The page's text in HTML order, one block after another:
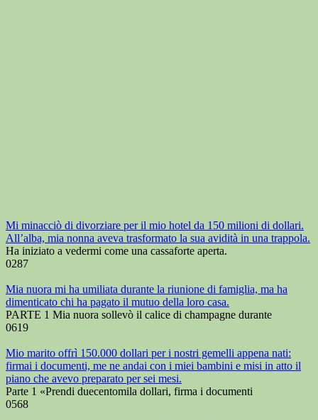
Mi minacciò di divorziare per il mio hotel da 150 milioni di dollari.
All’alba, mia nonna aveva trasformato la sua avidità in una trappola.
Ha iniziato a vedermi come una cassaforte aperta.
0287
Mia nuora mi ha umiliata durante la riunione di famiglia, ma ha
dimenticato chi ha pagato il mutuo della loro casa.
PARTE 1 Mia nuora sollevò il calice di champagne durante
0619
Mio marito offrì 150.000 dollari per i nostri gemelli appena nati:
firmai i documenti, me ne andai con i miei bambini e misi in atto il
piano che avevo preparato per sei mesi.
Parte 1 «Prendi duecentomila dollari, firma i documenti
0568